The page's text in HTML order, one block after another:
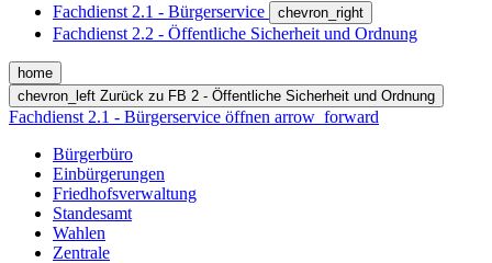
Fachdienst 2.1 - Bürgerservice chevron_right
Fachdienst 2.2 - Öffentliche Sicherheit und Ordnung
home
chevron_left Zurück zu FB 2 - Öffentliche Sicherheit und Ordnung
Fachdienst 2.1 - Bürgerservice öffnen arrow_forward
Bürgerbüro
Einbürgerungen
Friedhofsverwaltung
Standesamt
Wahlen
Zentrale